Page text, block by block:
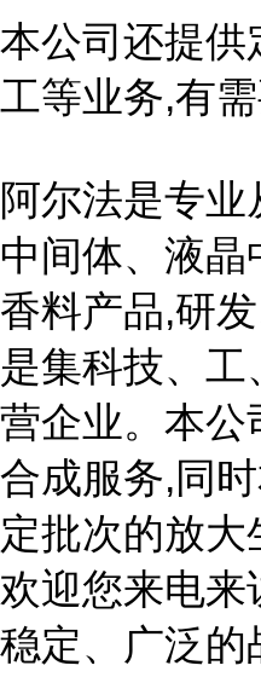
本公司还提供
工等业务,有
阿尔法是专
中间体、液晶
香料产品,研
是集科技、
营企业。本公
合成服务,同
定批次的放
欢迎您来电来
稳定、广泛的